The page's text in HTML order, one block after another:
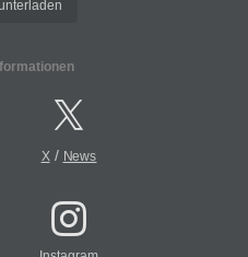
X/ News